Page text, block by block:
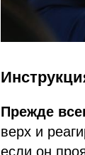
Прежде
верх и
если он